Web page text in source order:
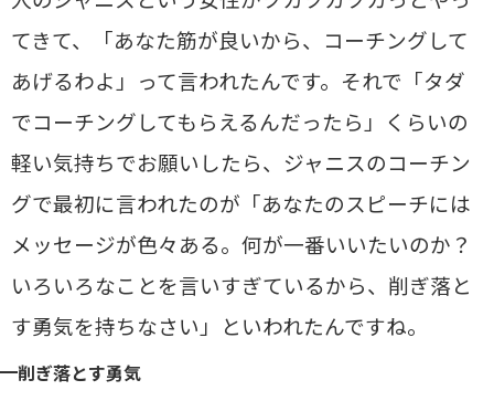
てきて、「あなた筋が良いから、コーチングして
あげるわよ」って言われたんです。それで「タダ
でコーチングしてもらえるんだったら」くらいの
軽い気持ちでお願いしたら、ジャニスのコーチン
グで最初に言われたのが「あなたのスピーチには
メッセージが色々ある。何が一番いいたいのか？
いろいろなことを言いすぎているから、削ぎ落と
す勇気を持ちなさい」といわれたんですね。
削ぎ落とす勇気